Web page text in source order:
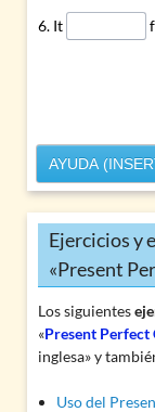
It
AYUDA
Ejercicios y
«Present
Los siguientes
«Present Perfect
inglesa» y
Uso del